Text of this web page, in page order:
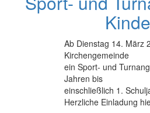
Ab Dienstag 14. März
Kirchengemeinde
ein Sport- und
Jahren bis
einschließlich 1.
Herzliche Einladung